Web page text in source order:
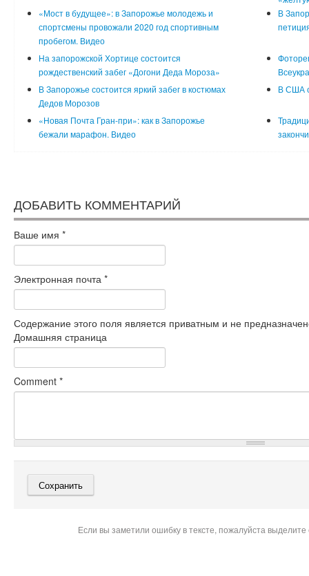
«Мост в будущее»: в Запорожье молодежь и
спортсмены провожали 2020 год спортивным
пробегом. Видео
В
На запорожской Хортице состоится
рождественский забег «Догони Деда Мороза»
В Запорожье состоится яркий забег в костюмах
Дедов Морозов
В США
«Новая Почта Гран-при»: как в Запорожье
бежали марафон. Видео
ДОБАВИТЬ КОММЕНТАРИЙ
Ваше имя *
Электронная почта *
Содержание этого поля является приватным и не
Домашняя страница
Comment *
Если вы заметили ошибку в тексте, пожалуйста